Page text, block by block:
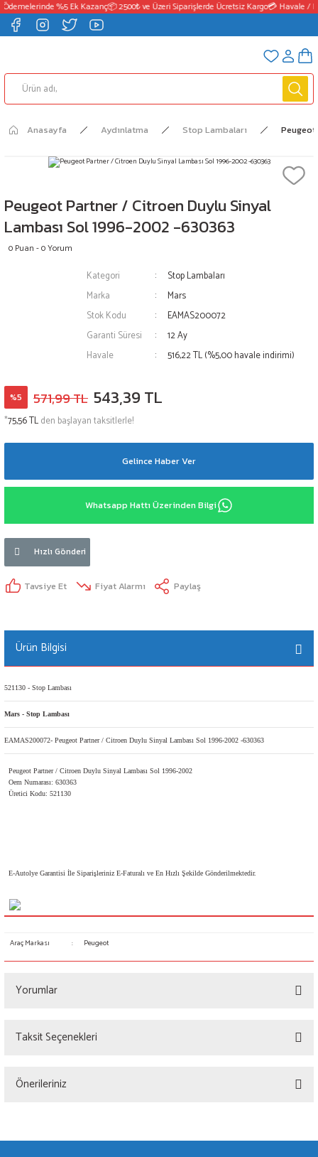
%5 Ek Kazanç📦 2500₺ ve Üzeri Siparişlerde Ücretsiz Kargo💳 Havale /
Anasayfa Aydınlatma Stop Lambaları
Peugeot Partner / Citroen Duylu Sinyal
Lambası Sol 1996-2002 -630363
0 Puan - 0 Yorum
Kategori
Stop Lambaları
Marka
Mars
Stok Kodu
EAMAS200072
Garanti Süresi
12 Ay
Havale
516,22 TL (%5,00 havale indirimi)
%5 571,99 TL 543,39 TL
*75,56 TLden başlayan taksitlerle!
Gelince Haber Ver
Whatsapp Hattı Üzerinden Bilgi
Hızlı Gönderi
Tavsiye Et Fiyat Alarmı Paylaş
Ürün Bilgisi
521130 - Stop Lambası
Mars - Stop Lambası
EAMAS200072- Peugeot Partner / Citroen Duylu Sinyal Lambası Sol 1996-2002 -630363
Peugeot Partner / Citroen Duylu Sinyal Lambası Sol 1996-2002
Oem Numarası: 630363
Üretici Kodu: 521130
E-Autolye Garantisi İle Siparişleriniz E-Faturalı ve En Hızlı Şekilde Gönderilmektedir.
Araç Markası : Peugeot
Yorumlar
Taksit Seçenekleri
Önerileriniz
gördüğünüz noktaları öneri formunu kullanarak tarafımıza iletebilirsiniz.